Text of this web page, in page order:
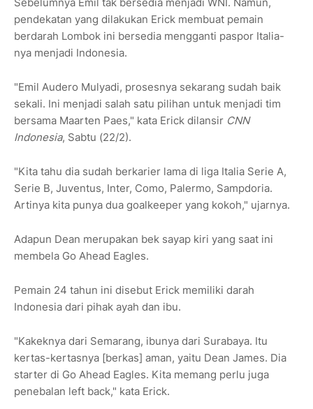
pendekatan yang dilakukan Erick membuat pemain
berdarah Lombok ini bersedia mengganti paspor Italia-
nya menjadi Indonesia.
"Emil Audero Mulyadi, prosesnya sekarang sudah baik
sekali. Ini menjadi salah satu pilihan untuk menjadi tim
bersama Maarten Paes," kata Erick dilansir CNN
Indonesia, Sabtu (22/2).
"Kita tahu dia sudah berkarier lama di liga Italia Serie A,
Serie B, Juventus, Inter, Como, Palermo, Sampdoria.
Artinya kita punya dua goalkeeper yang kokoh," ujarnya.
Adapun Dean merupakan bek sayap kiri yang saat ini
membela Go Ahead Eagles.
Pemain 24 tahun ini disebut Erick memiliki darah
Indonesia dari pihak ayah dan ibu.
"Kakeknya dari Semarang, ibunya dari Surabaya. Itu
kertas-kertasnya [berkas] aman, yaitu Dean James. Dia
starter di Go Ahead Eagles. Kita memang perlu juga
penebalan left back," kata Erick.